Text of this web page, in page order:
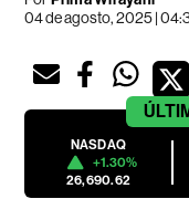
04 de agosto, 2025 |
NASDAQ
+1.30%
26,690.62